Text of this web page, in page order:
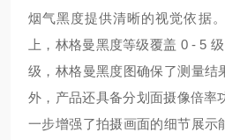
烟气黑度提供清晰的视觉依据
上，林格曼黑度等级覆盖 0 - 5
级，林格曼黑度图确保了测量结
外，产品还具备分划面摄像倍率
一步增强了拍摄画面的细节展示